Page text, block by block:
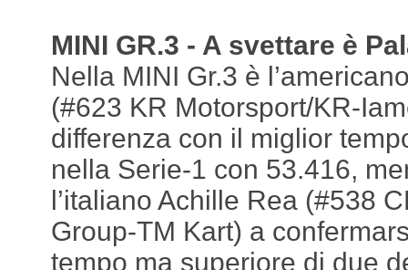
MINI GR.3 - A svettare è
Nella MINI Gr.3 è
(#623 KR Motorsport/KR-
differenza con il miglior
nella Serie-1 con 53.416,
l’italiano Achille Rea (#538
Group-TM Kart) a
tempo ma superiore di due